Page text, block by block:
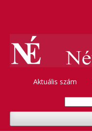
Aktuális szám